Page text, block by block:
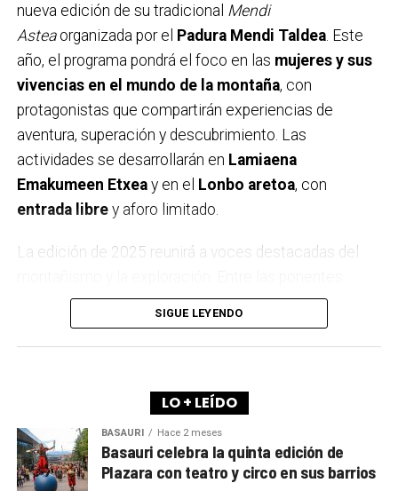
nueva edición de su tradicional Mendi
Asteaorganizada por el Padura Mendi Taldea. Este
año, el programa pondrá el foco en las mujeres y sus
vivencias en el mundo de la montaña, con
protagonistas que compartirán experiencias de
aventura, superación y descubrimiento. Las
actividades se desarrollarán en Lamiaena
Emakumeen Etxeay en el Lonbo aretoa, con
entrada librey aforo limitado.
La edición de 2025 reunirá a voces destacadas del
estaránIgone Mariezkurrena, el tríoElkarregaz
formado porElixabete, Johanna y Bego— y la
reconocida alpinistaPipi Cardell. Además, el
como ya es tradición en Arrigorriaga.
A lo largo de los últimos años, la Semana de la
Montaña se ha convertido en una cita imprescindible
SIGUE LEYENDO
LO + LEÍDO
BASAURI Hace 2 meses
Basauri celebra la quinta edición de
Plazara con teatro y circo en sus barrios